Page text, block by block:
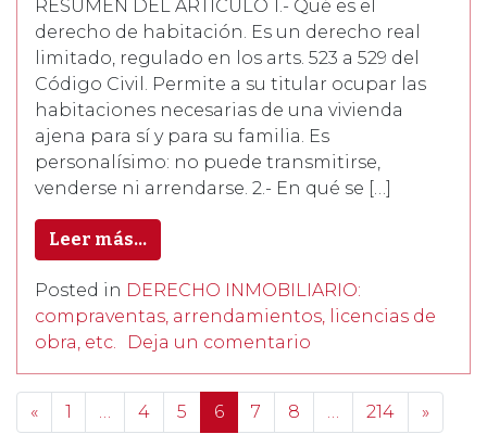
RESUMEN DEL ARTÍCULO 1.- Qué es el
derecho de habitación. Es un derecho real
limitado, regulado en los arts. 523 a 529 del
Código Civil. Permite a su titular ocupar las
habitaciones necesarias de una vivienda
ajena para sí y para su familia. Es
personalísimo: no puede transmitirse,
venderse ni arrendarse. 2.- En qué se […]
Leer más…
Posted in DERECHO INMOBILIARIO:
compraventas, arrendamientos, licencias de
obra, etc.
Deja un comentario
Posts navigation
« 1 … 4 5 6 7 8 … 214 »